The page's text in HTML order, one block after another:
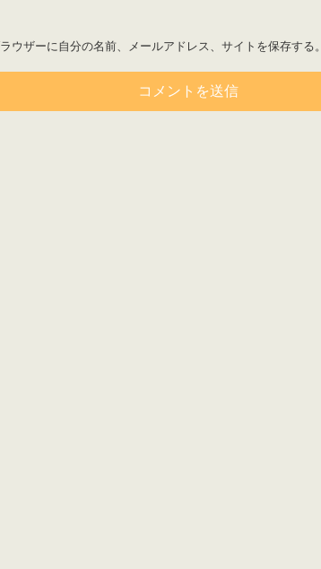
ウザーに自分の名前、メールアドレス、サイトを保存する。